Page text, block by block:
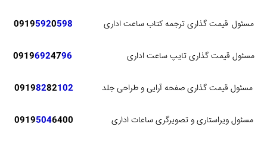
مسئول قیمت گذاری ترجمه کتاب ساعت اداری 09195920598
مسئول قیمت گذاری تایپ ساعت اداری 09196924796
مسئول قیمت گذاری صفحه آرایی و طراحی جلد 09198282102
مسئول ویراستاری و تصویرگری ساعات اداری 09195046400